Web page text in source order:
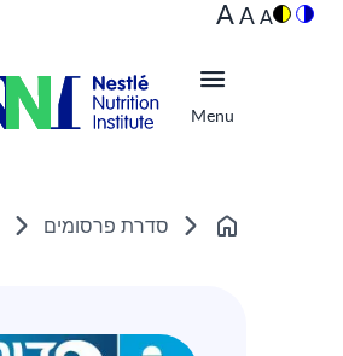
A
A
A
Menu
Home סדרת פרסומים